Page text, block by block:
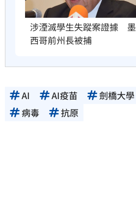
涉湮滅學生失蹤案證據　墨
西哥前州長被捕
AI AI疫苗 劍橋大學
病毒
抗原